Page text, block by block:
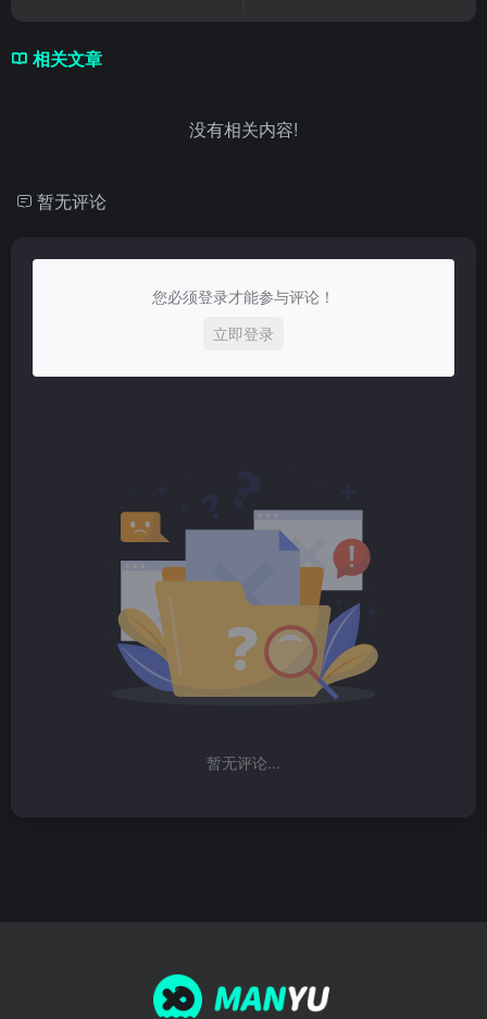
相关文章
没有相关内容!
暂无评论
您必须登录才能参与评论！
立即登录
暂无评论...